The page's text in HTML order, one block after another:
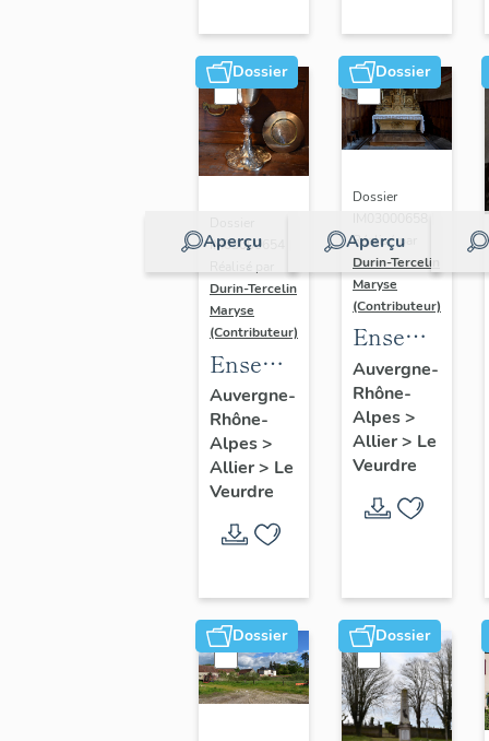
Dossier
Aperçu
IM03000654 |
Durin-Tercelin
Maryse
(Contributeur)
Ensemble
calice-
patène
Auvergne-
Rhône-
Alpes>
Allier> Le
Veurdre
Dossier
Aperçu
Dossier
Réalisé par
Durin-Tercelin
Maryse
(Contributeur)
Ensemble
du
maitre-
autel et
retable-
tabernacle.
Auvergne-
Rhône-
Alpes>
Allier> Le
Veurdre
Dossier Dossier